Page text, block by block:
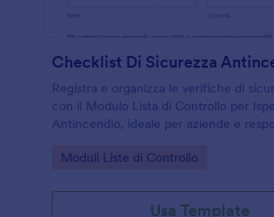
Registra e organizza le verifiche di
con il Modulo Lista di Controllo per
Antincendio, ideale per aziende e
Go to Category:
Moduli Liste di Controllo
Usa Template